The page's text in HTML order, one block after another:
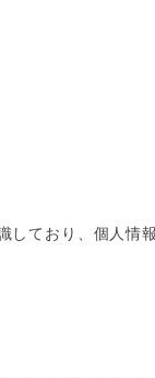
ており、個人情